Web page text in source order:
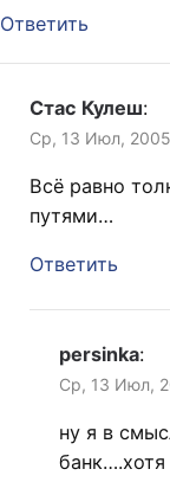
Ответить
Стас Кулеш:
Ср, 13 Июл,
Всё равно
путями…
Ответить
persinka:
Ср, 13 Июл,
ну я в